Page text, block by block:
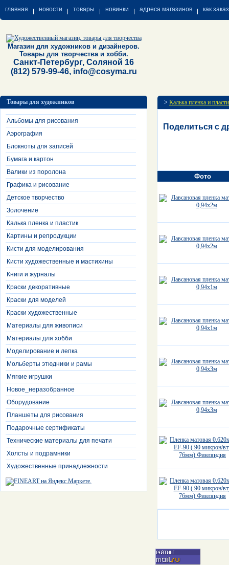
главная новости товары новинки адреса магазинов как
Магазин для художников и дизайнеров.
Товары для творчества и хобби.
Санкт-Петербург, Соляной 16
(812) 579-99-46, info@cosyma.ru
Товары для художников
Альбомы для рисования
Аэрография
Блокноты для записей
Бумага и картон
Валики из поролона
Графика и рисование
Детское творчество
Золочение
Калька пленка и пластик
Картины и репродукции
Кисти для моделирования
Кисти художественные и мастихины
Книги и журналы
Краски декоративные
Краски для моделей
Краски художественные
Материалы для живописи
Материалы для хобби
Моделирование и лепка
Мольберты этюдники и рамы
Мягкие игрушки
Новое_неразобранное
Оборудование
Планшеты для рисования
Подарочные сертификаты
Технические материалы для печати
Холсты и подрамники
Художественные принадлежности
> Калька пленка и
Поделиться с
Фото